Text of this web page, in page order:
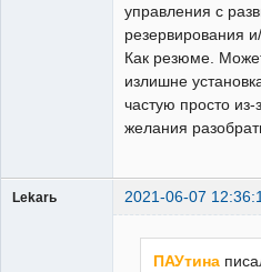
управления с
резервирования
Как резюме.
излишне
частую просто
желания
Lekarь 2021-06-07
ПАУтина